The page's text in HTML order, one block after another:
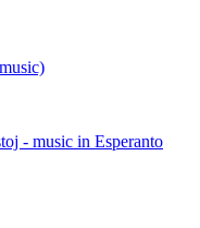
- music in Esperanto